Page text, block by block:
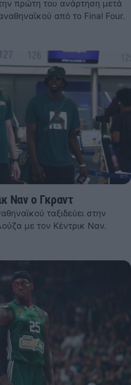
πρώτη του ανάρτηση μετά
από το Final Four.
Ναν ο Γκραντ
ταξιδεύει στην
με τον Κέντρικ Ναν.